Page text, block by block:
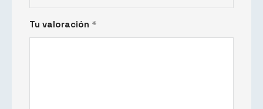
Tu valoración *